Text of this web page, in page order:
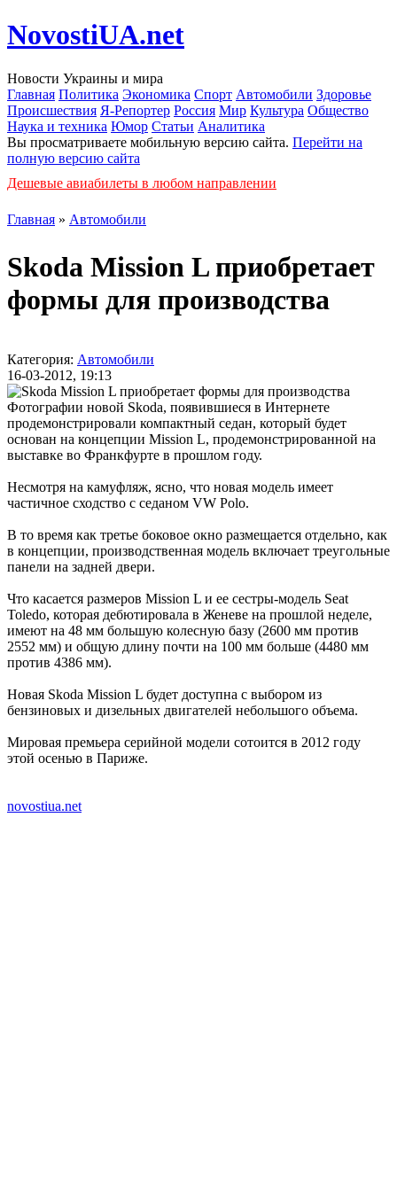
NovostiUA.net
Новости Украины и мира
Главная Политика Экономика Спорт Автомобили Здоровье
Происшествия Я-Репортер Россия Мир Культура Общество
Наука и техника Юмор Статьи Аналитика
Вы просматриваете мобильную версию сайта. Перейти на
полную версию сайта
Дешевые авиабилеты в любом направлении
Главная » Автомобили
Skoda Mission L приобретает
формы для производства
Категория: Автомобили
16-03-2012, 19:13
Фотографии новой Skoda, появившиеся в Интернете
продемонстрировали компактный седан, который будет
основан на концепции Mission L, продемонстрированной на
выставке во Франкфурте в прошлом году.
Несмотря на камуфляж, ясно, что новая модель имеет
частичное сходство с седаном VW Polo.
В то время как третье боковое окно размещается отдельно, как
в концепции, производственная модель включает треугольные
панели на задней двери.
Что касается размеров Mission L и ее сестры-модель Seat
Toledo, которая дебютировала в Женеве на прошлой неделе,
имеют на 48 мм большую колесную базу (2600 мм против
2552 мм) и общую длину почти на 100 мм больше (4480 мм
против 4386 мм).
Новая Skoda Mission L будет доступна с выбором из
бензиновых и дизельных двигателей небольшого объема.
Мировая премьера серийной модели сотоится в 2012 году
этой осенью в Париже.
novostiua.net